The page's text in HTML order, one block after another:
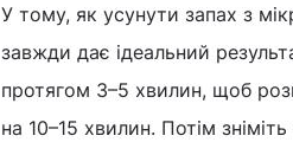
У тому, як усунути запах з
завжди дає ідеальний
протягом 3–5 хвилин, щоб
на 10–15 хвилин. Потім